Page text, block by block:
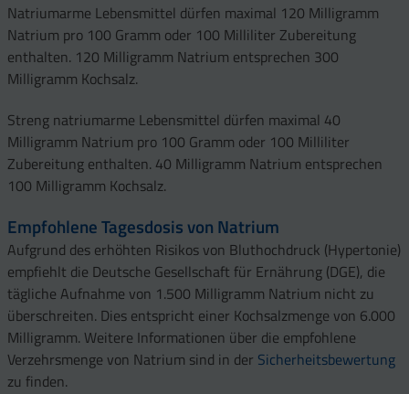
Natriumarme Lebensmittel dürfen maximal 120 Milligramm
Natrium pro 100 Gramm oder 100 Milliliter Zubereitung
enthalten. 120 Milligramm Natrium entsprechen 300
Milligramm Kochsalz.
Streng natriumarme Lebensmittel dürfen maximal 40
Milligramm Natrium pro 100 Gramm oder 100 Milliliter
Zubereitung enthalten. 40 Milligramm Natrium entsprechen
100 Milligramm Kochsalz.
Empfohlene Tagesdosis von Natrium
Aufgrund des erhöhten Risikos von Bluthochdruck (Hypertonie)
empfiehlt die Deutsche Gesellschaft für Ernährung (DGE), die
tägliche Aufnahme von 1.500 Milligramm Natrium nicht zu
überschreiten. Dies entspricht einer Kochsalzmenge von 6.000
Milligramm. Weitere Informationen über die empfohlene
Verzehrsmenge von Natrium sind in der Sicherheitsbewertung
zu finden.